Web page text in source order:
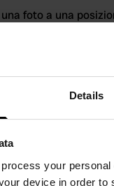
Details
process your
device in order
foto a una